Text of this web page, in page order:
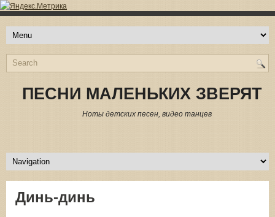
ПЕСНИ МАЛЕНЬКИХ ЗВЕРЯТ
Ноты детских песен, видео танцев
Динь-динь